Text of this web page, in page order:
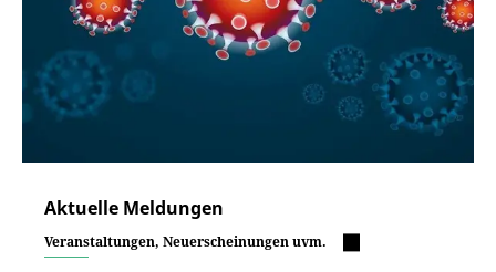
Aktuelle Meldungen
Veranstaltungen, Neuerscheinungen uvm.